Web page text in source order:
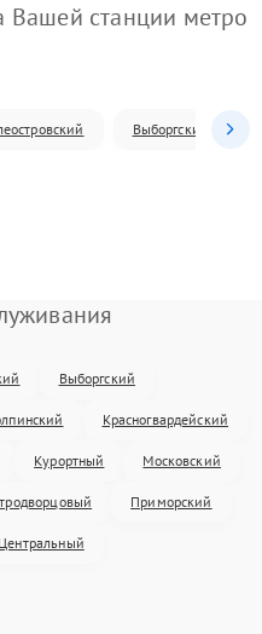
станции метро
Выборгский
Выборгский
Красногвардейский
Курортный Московский
Приморский
Центральный